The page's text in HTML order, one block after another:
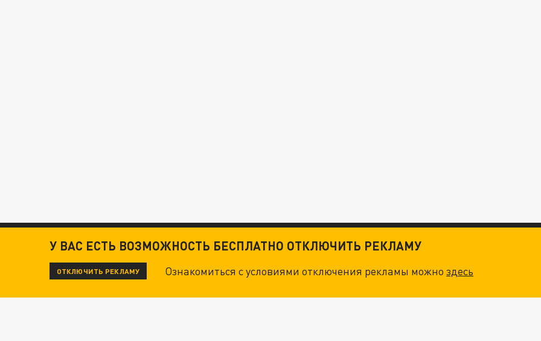
У ВАС ЕСТЬ ВОЗМОЖНОСТЬ БЕСПЛАТНО ОТКЛЮЧИТЬ РЕКЛАМУ
ОТКЛЮЧИТЬ РЕКЛАМУ Ознакомиться с условиями отключения рекламы можноздесь